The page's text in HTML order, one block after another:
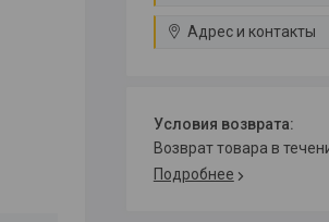
Адрес и контакты
возврат товара в
Подробнее